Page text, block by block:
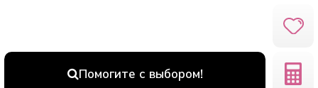
Помогите с выбором!